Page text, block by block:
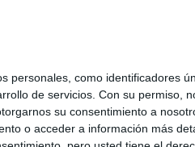
como identificadores
de servicios. Con su permiso,
su consentimiento a
o acceder a información más